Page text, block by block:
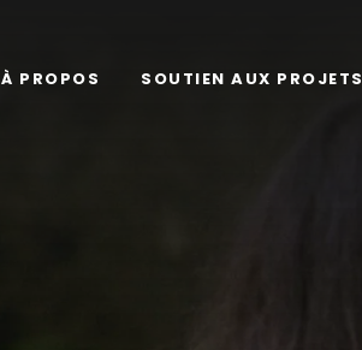
À PROPOS SOUTIEN AUX PROJETS